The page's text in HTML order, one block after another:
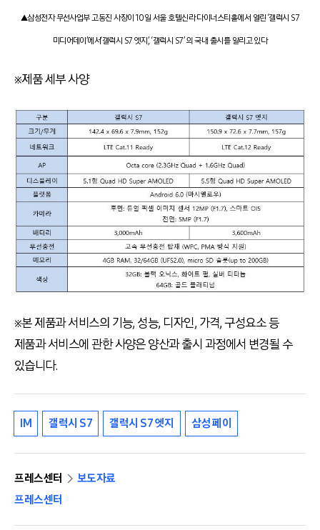
▲삼성전자 무선사업부 고동진 사장이 10일 서울 호텔신라 다이너스티홀에서 열린 ‘갤럭시 S7
미디어데이’에서‘갤럭시 S7 엣지’, ‘갤럭시 S7’ 의 국내 출시를 알리고 있다
※제품 세부 사양
※본 제품과 서비스의 기능, 성능, 디자인, 가격, 구성요소 등
제품과 서비스에 관한 사양은 양산과 출시 과정에서 변경될 수
있습니다.
IM 갤럭시 S7 갤럭시 S7 엣지 삼성 페이
프레스센터
보도자료
프레스센터